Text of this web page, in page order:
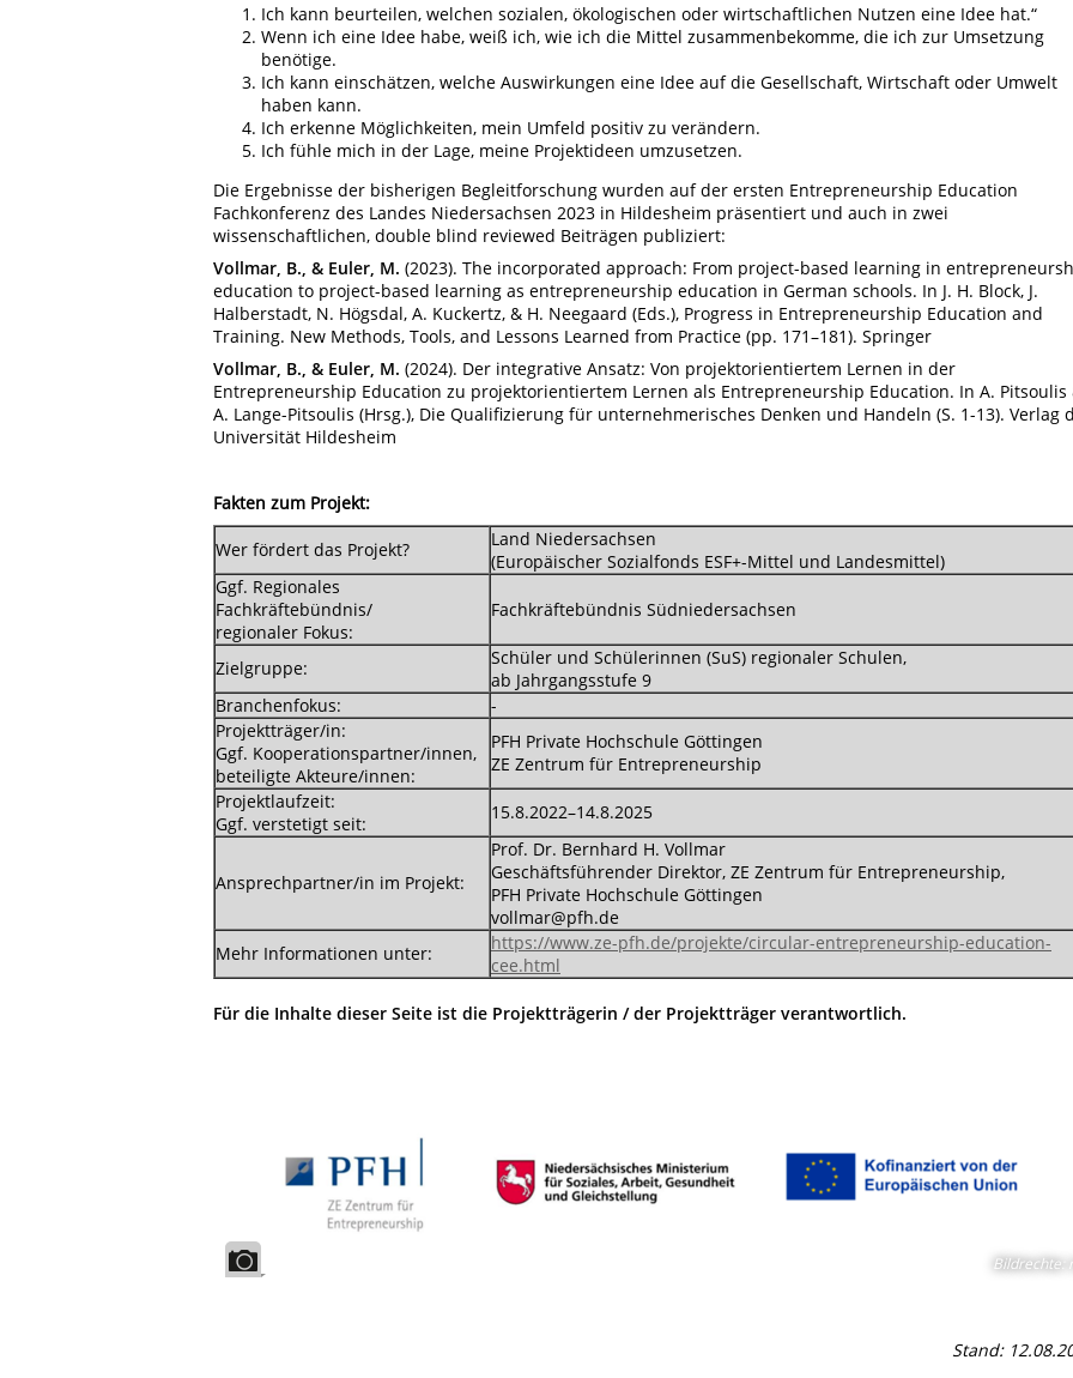
Ich kann beurteilen, welchen sozialen, ökologischen oder wirtschaftlichen Nutzen eine Idee hat.“
Wenn ich eine Idee habe, weiß ich, wie ich die Mittel zusammenbekomme, die ich zur Umsetzung
benötige.
Ich kann einschätzen, welche Auswirkungen eine Idee auf die Gesellschaft, Wirtschaft oder Umwelt
haben kann.
Ich erkenne Möglichkeiten, mein Umfeld positiv zu verändern.
Ich fühle mich in der Lage, meine Projektideen umzusetzen.
Die Ergebnisse der bisherigen Begleitforschung wurden auf der ersten Entrepreneurship Education
Fachkonferenz des Landes Niedersachsen 2023 in Hildesheim präsentiert und auch in zwei
wissenschaftlichen, double blind reviewed Beiträgen publiziert:
Vollmar, B., & Euler, M. (2023). The incorporated approach: From project-based learning in
education to project-based learning as entrepreneurship education in German schools. In J. H. Block, J.
Halberstadt, N. Högsdal, A. Kuckertz, & H. Neegaard (Eds.), Progress in Entrepreneurship Education and
Training. New Methods, Tools, and Lessons Learned from Practice (pp. 171–181). Springer
Vollmar, B., & Euler, M. (2024). Der integrative Ansatz: Von projektorientiertem Lernen in der
Entrepreneurship Education zu projektorientiertem Lernen als Entrepreneurship Education. In A. Pitsoulis
A. Lange-Pitsoulis (Hrsg.), Die Qualifizierung für unternehmerisches Denken und Handeln (S. 1-13). Verlag
Universität Hildesheim
Fakten zum Projekt:
Wer fördert das Projekt?
Land Niedersachsen
(Europäischer Sozialfonds ESF+-Mittel und Landesmittel)
Ggf. Regionales
Fachkräftebündnis/
regionaler Fokus:
Fachkräftebündnis Südniedersachsen
Zielgruppe:
Schüler und Schülerinnen (SuS) regionaler Schulen,
ab Jahrgangsstufe 9
Branchenfokus:
-
Projektträger/in:
Ggf. Kooperationspartner/innen,
beteiligte Akteure/innen:
PFH Private Hochschule Göttingen
ZE Zentrum für Entrepreneurship
Projektlaufzeit:
Ggf. verstetigt seit:
15.8.2022–14.8.2025
Ansprechpartner/in im Projekt:
Prof. Dr. Bernhard H. Vollmar
Geschäftsführender Direktor, ZE Zentrum für Entrepreneurship,
PFH Private Hochschule Göttingen
vollmar@pfh.de
Mehr Informationen unter:
https://www.ze-pfh.de/projekte/circular-entrepreneurship-education-
cee.html
Für die Inhalte dieser Seite ist die Projektträgerin / der Projektträger verantwortlich.
Bildrechte:
Stand: